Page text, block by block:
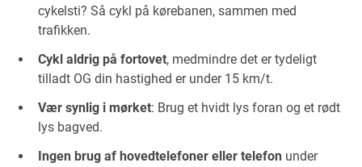
cykelsti? Så cykl på kørebanen, sammen med
trafikken.
Cykl aldrig på fortovet, medmindre det er tydeligt
tilladt OG din hastighed er under 15 km/t.
Vær synlig i mørket: Brug et hvidt lys foran og et rødt
lys bagved.
Ingen brug af hovedtelefoner eller telefon under